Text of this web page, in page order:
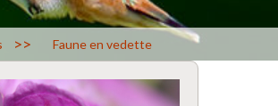
> Faune en vedette